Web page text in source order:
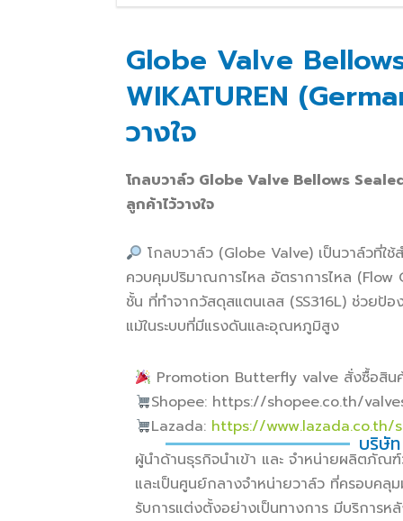
Globe Valve
WIKATUREN
วางใจ
โกลบวาล์ว Globe Valve Bellows
ลูกค้าไว้วางใจ
โกลบวาล์ว (Globe Valve) เป็นวาล์วที่ใ
ควบคุมปริมาณการไหล อัตราการไหล
ชั้น ที่ทำจากวัสดุสแตนเลส (SS316L) ช่วยป้
แม้ในระบบที่มีแรงดันและอุณหภูมิสูง
Promotion Butterfly valve สั่งซื้อสิน
Shopee: https://shopee.co.th/
Lazada: https://www.lazada.co.th/
บริษั
ผู้นำด้านธุรกิจนำเข้า และ จำหน่ายผลิตภัณ
และเป็นศูนย์กลางจำหน่ายวาล์ว ที่ครอบคลุ
รับการแต่งตั้งอย่างเป็นทางการ มีบริการห